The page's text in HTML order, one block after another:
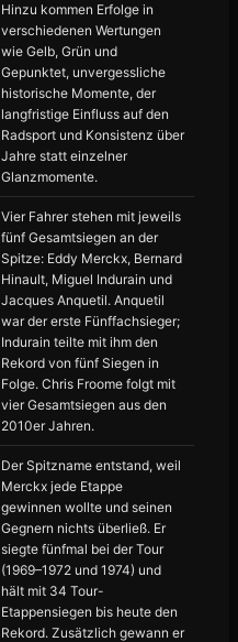
Hinzu kommen Erfolge in
verschiedenen Wertungen
wie Gelb, Grün und
Gepunktet, unvergessliche
historische Momente, der
langfristige Einfluss auf den
Radsport und Konsistenz über
Jahre statt einzelner
Glanzmomente.
Vier Fahrer stehen mit jeweils
fünf Gesamtsiegen an der
Spitze: Eddy Merckx, Bernard
Hinault, Miguel Indurain und
Jacques Anquetil. Anquetil
war der erste Fünffachsieger;
Indurain teilte mit ihm den
Rekord von fünf Siegen in
Folge. Chris Froome folgt mit
vier Gesamtsiegen aus den
2010er Jahren.
Der Spitzname entstand, weil
Merckx jede Etappe
gewinnen wollte und seinen
Gegnern nichts überließ. Er
siegte fünfmal bei der Tour
(1969–1972 und 1974) und
hält mit 34 Tour-
Etappensiegen bis heute den
Rekord. Zusätzlich gewann er